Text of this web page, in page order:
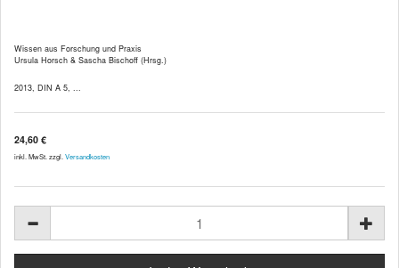
Wissen aus Forschung und Praxis
Ursula Horsch & Sascha Bischoff (Hrsg.)
2013, DIN A 5, ...
24,60 €
inkl. MwSt. zzgl. Versandkosten